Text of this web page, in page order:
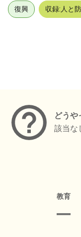
復興 収録:人と
どうや
該当な
教育